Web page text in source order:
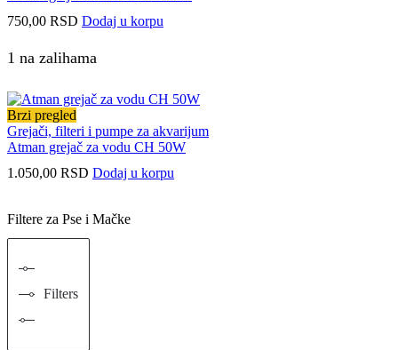
750,00 RSD Dodaj u korpu
1 na zalihama
Brzi pregled
Grejači, filteri i pumpe za akvarijum
Atman grejač za vodu CH 50W
1.050,00 RSD Dodaj u korpu
Filtere za Pse i Mačke
Filters